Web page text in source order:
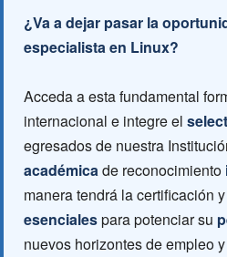
¿Va a dejar pasar la
especialista en Linux?
Acceda a esta fundamental
internacional e integre el
egresados de nuestra
académicade reconocimiento
manera tendrá la certificación
esencialespara potenciar su
nuevos horizontes de empleo